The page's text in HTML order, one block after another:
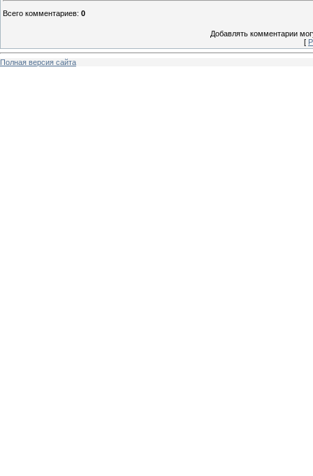
Всего комментариев: 0
Добавлять комментарии
[
Полная версия сайта